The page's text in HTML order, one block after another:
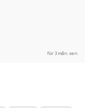
för 3 mån. sen